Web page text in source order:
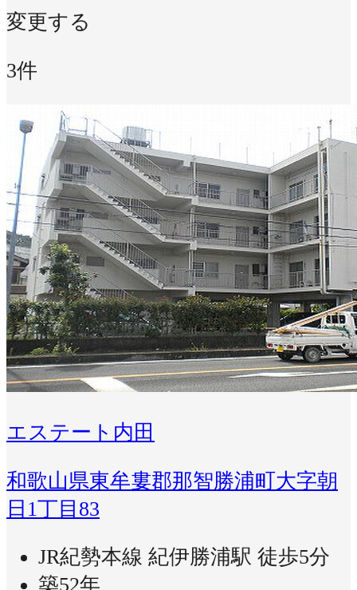
変更する
3件
エステート内田
和歌山県東牟婁郡那智勝浦町大字朝
日1丁目83
JR紀勢本線 紀伊勝浦駅 徒歩5分
築52年